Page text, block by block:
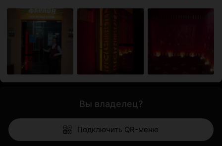
Вы владелец?
Подключить QR-меню